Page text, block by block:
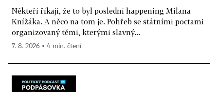
Někteří říkají, že to byl poslední happening Milana
Knížáka. A něco na tom je. Pohřeb se státními poctami
organizovaný těmi, kterými slavný...
7. 8. 2026 ▪ 4 min. čtení